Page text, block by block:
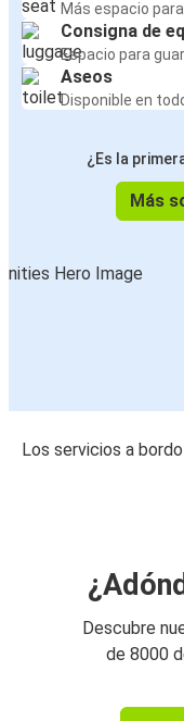
Más espacio
Consigna de
Espacio para
Aseos
Disponible en
¿Es la
Más
Los servicios a
Descubre
de 8000